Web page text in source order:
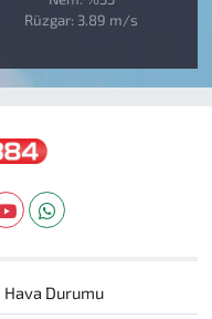
Rüzgar: 3.89 m/s
Hava Durumu